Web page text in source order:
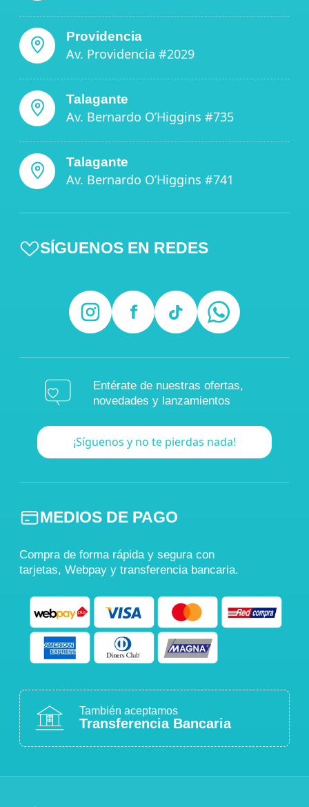
Providencia
Av. Providencia #2029
Talagante
Av. Bernardo O’Higgins #735
Talagante
Av. Bernardo O’Higgins #741
SÍGUENOS EN REDES
Entérate de nuestras ofertas,
novedades y lanzamientos
¡Síguenos y no te pierdas nada!
MEDIOS DE PAGO
Compra de forma rápida y segura con
tarjetas, Webpay y transferencia bancaria.
También aceptamos
Transferencia Bancaria